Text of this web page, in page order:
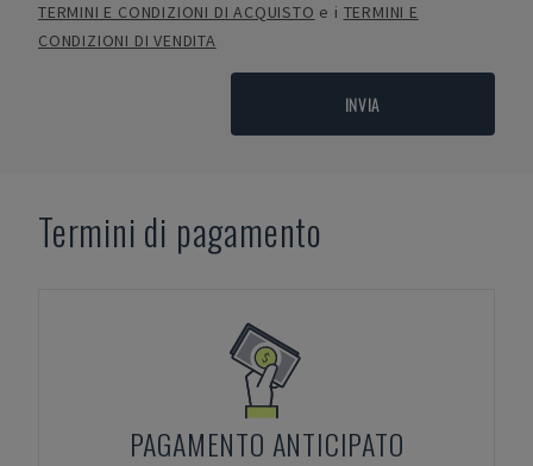
TERMINI E CONDIZIONI DI ACQUISTO e i TERMINI E
CONDIZIONI DI VENDITA
INVIA
Termini di pagamento
PAGAMENTO ANTICIPATO